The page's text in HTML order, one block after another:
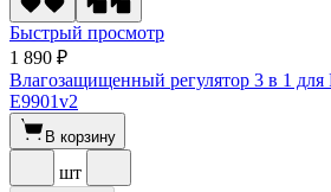
Быстрый просмотр
1 890 ₽
Влагозащищенный регулятор 3 в 1 для
E9901v2
В корзину
шт